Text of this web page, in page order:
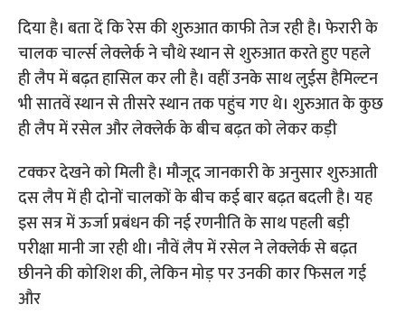
दिया है। बता दें कि रेस की शुरुआत काफी तेज रही है। फेरारी के
चालक चार्ल्स लेक्लेर्क ने चौथे स्थान से शुरुआत करते हुए पहले
ही लैप में बढ़त हासिल कर ली है। वहीं उनके साथ लुईस हैमिल्टन
भी सातवें स्थान से तीसरे स्थान तक पहुंच गए थे। शुरुआत के कुछ
ही लैप में रसेल और लेक्लेर्क के बीच बढ़त को लेकर कड़ी
टक्कर देखने को मिली है। मौजूद जानकारी के अनुसार शुरुआती
दस लैप में ही दोनों चालकों के बीच कई बार बढ़त बदली है। यह
इस सत्र में ऊर्जा प्रबंधन की नई रणनीति के साथ पहली बड़ी
परीक्षा मानी जा रही थी। नौवें लैप में रसेल ने लेक्लेर्क से बढ़त
छीनने की कोशिश की, लेकिन मोड़ पर उनकी कार फिसल गई
और